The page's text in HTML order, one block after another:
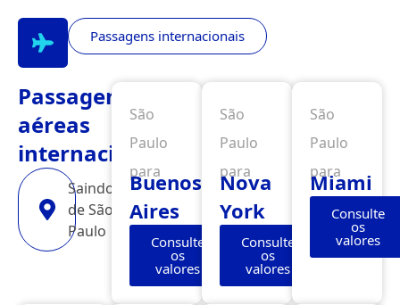
Passagens internacionais
Passagens
aéreas
internacionais
Saindo
de São
Paulo
São
Paulo
para
Buenos
Aires
Consulte
os
valores
São
Paulo
para
Nova
York
Consulte
os
valores
São
Paulo
para
Miami
Consulte
os
valores